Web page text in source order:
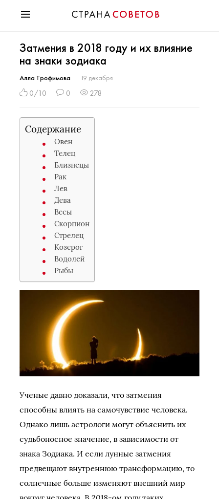
Мода
Звезды
Гороскопы
Здоровье
Хобби
Разное
Праздники
Затмения в 2018 году и их влияние
на знаки зодиака
Алла Трофимова 19 декабря
0/10 0 278
Содержание
Овен
Телец
Близнецы
Рак
Лев
Дева
Весы
Скорпион
Стрелец
Козерог
Водолей
Рыбы
Ученые давно доказали, что затмения
способны влиять на самочувствие человека.
Однако лишь астрологи могут объяснить их
судьбоносное значение, в зависимости от
знака Зодиака. И если лунные затмения
предвещают внутреннюю трансформацию, то
солнечные больше изменяют внешний мир